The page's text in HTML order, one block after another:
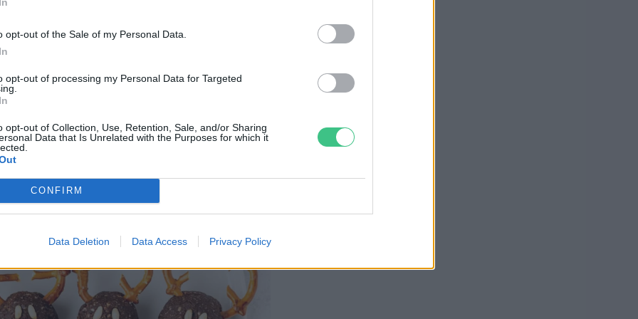
opt-out of the Sale of my Personal Data.
opt-out of processing my Personal Data for Targeted
opt-out of Collection, Use, Retention, Sale, and/or Sharing
Data that Is Unrelated with the Purposes for which it
CONFIRM
Data Deletion Data Access Privacy Policy
lévő vízbe áztatva 5 percre, hogy
,